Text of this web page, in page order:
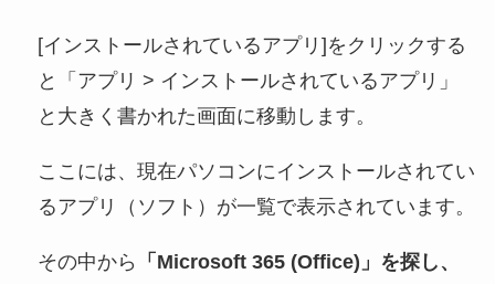
[インストールされているアプリ]をクリックする
と「アプリ > インストールされているアプリ」
と大きく書かれた画面に移動します。
ここには、現在パソコンにインストールされてい
るアプリ（ソフト）が一覧で表示されています。
その中から
「Microsoft 365 (Office)」を探し、